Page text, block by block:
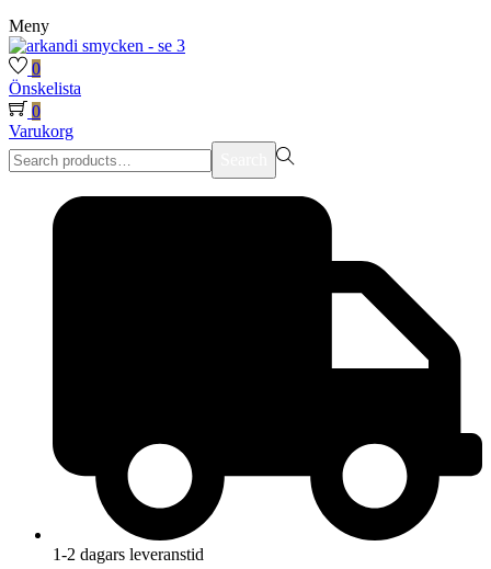
Meny
0
Önskelista
0
Varukorg
Search
for:>
1-2 dagars leveranstid